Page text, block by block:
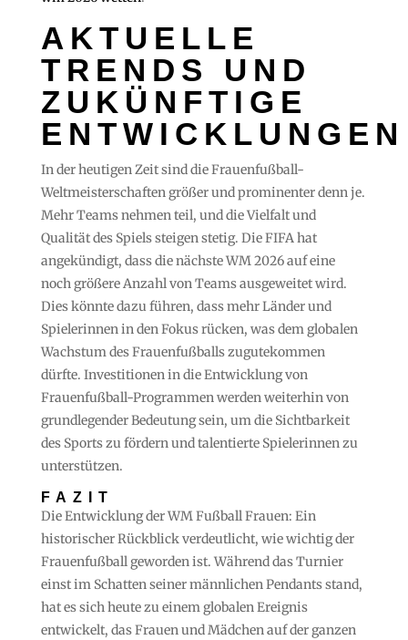
AKTUELLE
TRENDS UND
ZUKÜNFTIGE
ENTWICKLUNGEN
In der heutigen Zeit sind die Frauenfußball-
Weltmeisterschaften größer und prominenter denn je.
Mehr Teams nehmen teil, und die Vielfalt und
Qualität des Spiels steigen stetig. Die FIFA hat
angekündigt, dass die nächste WM 2026 auf eine
noch größere Anzahl von Teams ausgeweitet wird.
Dies könnte dazu führen, dass mehr Länder und
Spielerinnen in den Fokus rücken, was dem globalen
Wachstum des Frauenfußballs zugutekommen
dürfte. Investitionen in die Entwicklung von
Frauenfußball-Programmen werden weiterhin von
grundlegender Bedeutung sein, um die Sichtbarkeit
des Sports zu fördern und talentierte Spielerinnen zu
unterstützen.
FAZIT
Die Entwicklung der WM Fußball Frauen: Ein
historischer Rückblick verdeutlicht, wie wichtig der
Frauenfußball geworden ist. Während das Turnier
einst im Schatten seiner männlichen Pendants stand,
hat es sich heute zu einem globalen Ereignis
entwickelt, das Frauen und Mädchen auf der ganzen